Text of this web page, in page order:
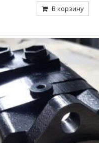
В корзину